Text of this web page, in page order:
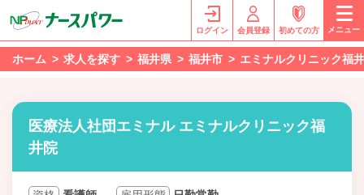
ログイン 会員登録 初めての方 メニュー
ホーム 求人を探す 福井県 福井市 エミナルクリニック福
医療法人社団エミナル エミナルクリニック福
井院